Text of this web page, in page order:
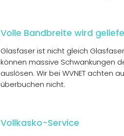
Volle Bandbreite wird
Glasfaser ist nicht gleich
können massive Schwankungen
auslösen. Wir bei WVNET achten
überbuchen nicht.
Vollkasko-Service